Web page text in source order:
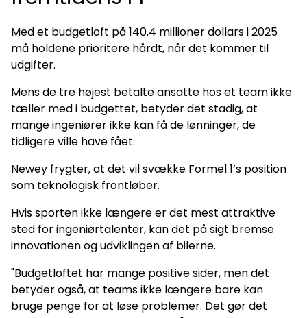
Med et budgetloft på 140,4 millioner dollars i 2025
må holdene prioritere hårdt, når det kommer til
udgifter.
Mens de tre højest betalte ansatte hos et team ikke
tæller med i budgettet, betyder det stadig, at
mange ingeniører ikke kan få de lønninger, de
tidligere ville have fået.
Newey frygter, at det vil svække Formel 1’s position
som teknologisk frontløber.
Hvis sporten ikke længere er det mest attraktive
sted for ingeniørtalenter, kan det på sigt bremse
innovationen og udviklingen af bilerne.
"Budgetloftet har mange positive sider, men det
betyder også, at teams ikke længere bare kan
bruge penge for at løse problemer. Det gør det